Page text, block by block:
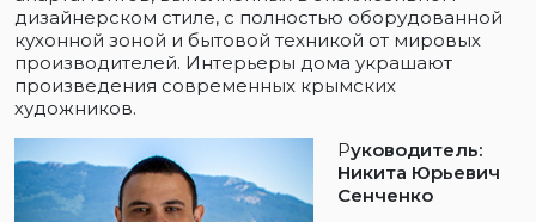
дизайнерском стиле, с полностью оборудованной
кухонной зоной и бытовой техникой от мировых
производителей. Интерьеры дома украшают
произведения современных крымских
художников.
Руководитель:
Никита Юрьевич
Сенченко